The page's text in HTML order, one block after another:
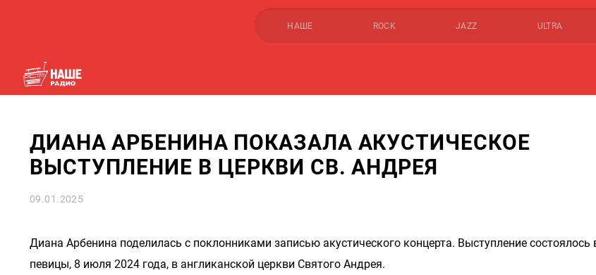
НАШЕ ROCK JAZZ ULTRA
ДИАНА АРБЕНИНА ПОКАЗАЛА АКУСТИЧЕСКОЕ
ВЫСТУПЛЕНИЕ В ЦЕРКВИ СВ. АНДРЕЯ
09.01.2025
Диана Арбенина поделилась с поклонниками записью акустического концерта. Выступление
певицы, 8 июля 2024 года, в англиканской церкви Святого Андрея.